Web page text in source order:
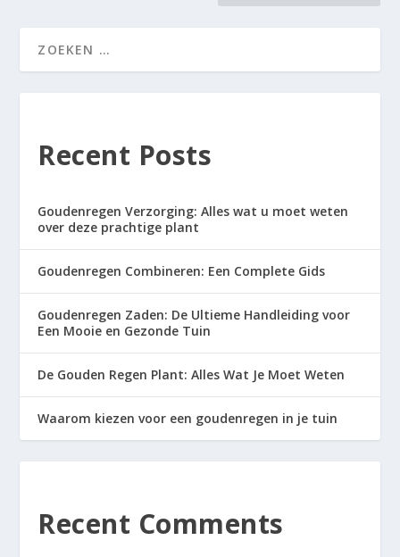
Recent Posts
Goudenregen Verzorging: Alles wat u moet weten
over deze prachtige plant
Goudenregen Combineren: Een Complete Gids
Goudenregen Zaden: De Ultieme Handleiding voor
Een Mooie en Gezonde Tuin
De Gouden Regen Plant: Alles Wat Je Moet Weten
Waarom kiezen voor een goudenregen in je tuin
Recent Comments